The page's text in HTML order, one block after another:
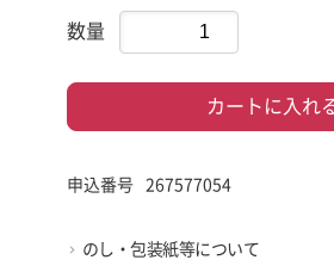
数量
カートに入れ
申込番号 267577054
のし・包装紙等について